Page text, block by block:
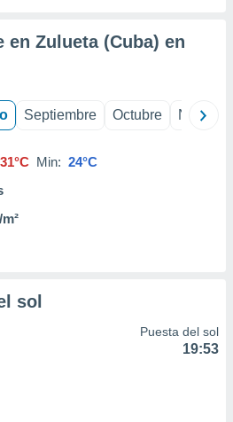
en Zulueta (Cuba) en
Septiembre Octubre
31°C Min: 24°C
sol
Puesta del sol
19:53